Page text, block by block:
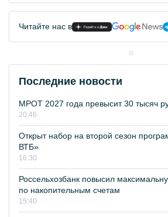
Читайте нас в
Последние новости
МРОТ 2027 года превысит 30 тысяч
20:46
Открыт набор на второй сезон
ВТБ»
16:30
Россельхозбанк повысил
по накопительным счетам
15:40